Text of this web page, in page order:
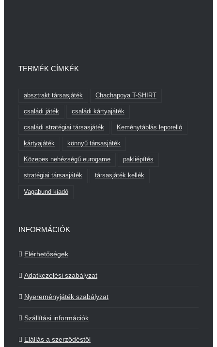
TERMÉK CÍMKÉK
absztrakt társasjáték Chachapoya T-SHIRT
családi játék családi kártyajáték
családi stratégiai társasjáték Keménytáblás leporelló
kártyajáték könnyű társasjáték
Közepes nehézségű eurogame pakliépítés
stratégiai társasjáték társasjáték kellék
Vagabund kiadó
INFORMÁCIÓK
Elérhetőségek
Adatkezelési szabályzat
Nyereményjáték szabályzat
Szállítási információk
Elállás a szerződéstől